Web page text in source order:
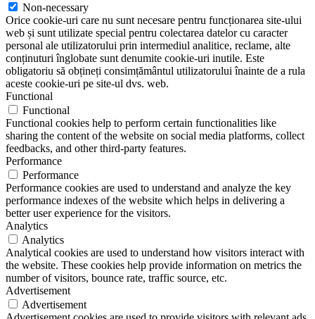
Non-necessary
Orice cookie-uri care nu sunt necesare pentru funcționarea site-ului
web și sunt utilizate special pentru colectarea datelor cu caracter
personal ale utilizatorului prin intermediul analitice, reclame, alte
conținuturi înglobate sunt denumite cookie-uri inutile. Este
obligatoriu să obțineți consimțământul utilizatorului înainte de a rula
aceste cookie-uri pe site-ul dvs. web.
Functional
Functional
Functional cookies help to perform certain functionalities like
sharing the content of the website on social media platforms, collect
feedbacks, and other third-party features.
Performance
Performance
Performance cookies are used to understand and analyze the key
performance indexes of the website which helps in delivering a
better user experience for the visitors.
Analytics
Analytics
Analytical cookies are used to understand how visitors interact with
the website. These cookies help provide information on metrics the
number of visitors, bounce rate, traffic source, etc.
Advertisement
Advertisement